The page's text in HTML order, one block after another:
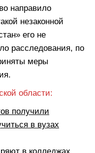
направило
незаконной
его не
расследования, по
меры
области:
получили
в вузах
в колледжах